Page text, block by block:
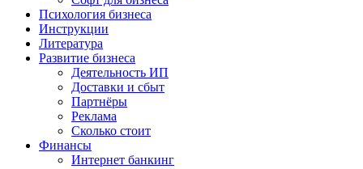
Психология бизнеса
Инструкции
Литература
Развитие бизнеса
Деятельность ИП
Доставки и сбыт
Партнёры
Реклама
Сколько стоит
Финансы
Интернет банкинг